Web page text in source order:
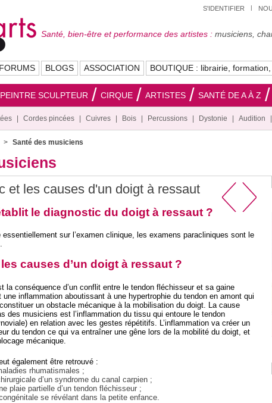
S'IDENTIFIER
Santé, bien-être et performance des artistes : musiciens,
FORUMS BLOGS ASSOCIATION BOUTIQUE : librairie,
PEINTRE SCULPTEUR CIRQUE ARTISTES SANTÉ DE A À Z
Cordes pincées Cuivres Bois Percussions Dystonie Audition
Santé des musiciens
et les causes d'un doigt à ressaut
le diagnostic du doigt à ressaut ?
essentiellement sur l’examen clinique, les examens paracliniques sont le
causes d’un doigt à ressaut ?
la conséquence d’un conflit entre le tendon fléchisseur et sa gaine
inflammation aboutissant à une hypertrophie du tendon en amont qui
un obstacle mécanique à la mobilisation du doigt. La cause
des musiciens est l’inflammation du tissu qui entoure le tendon
en relation avec les gestes répétitifs. L’inflammation va créer un
du tendon ce qui va entraîner une gêne lors de la mobilité du doigt, et
mécanique.
également être retrouvé :
rhumatismales ;
d’un syndrome du canal carpien ;
plaie partielle d’un tendon fléchisseur ;
se révélant dans la petite enfance.